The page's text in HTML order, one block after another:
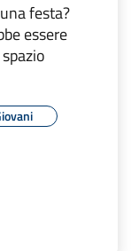
festa?
essere